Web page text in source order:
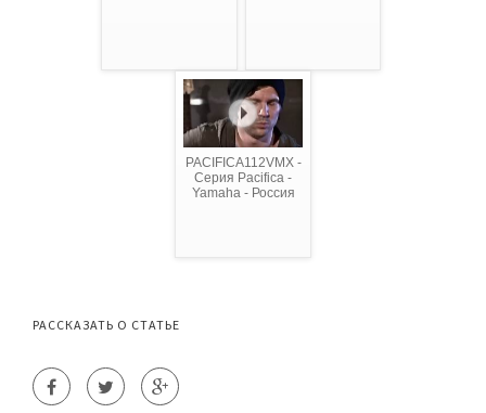
PACIFICA112VMX -
Серия Pacifica -
Yamaha - Россия
РАССКАЗАТЬ О СТАТЬЕ